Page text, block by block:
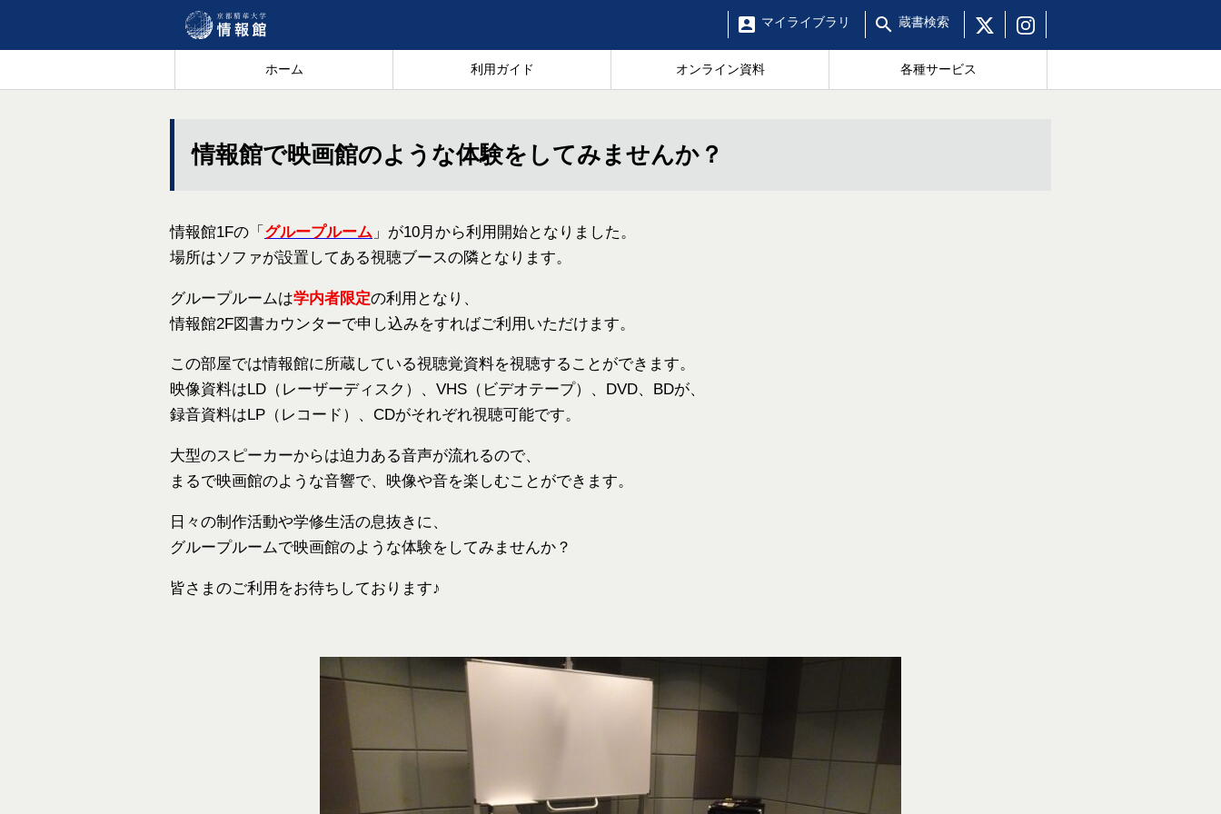
マイライブラリ 蔵書検索
ホーム 利用ガイド オンライン資料 各種サービス
情報館で映画館のような体験をしてみませんか？
情報館1Fの「 グループルーム 」が10月から利用開始となりました。
場所はソファが設置してある視聴ブースの隣となります。
グループルームは学内者限定の利用となり、
情報館2F図書カウンターで申し込みをすればご利用いただけます。
この部屋では情報館に所蔵している視聴覚資料を視聴することができます。
映像資料はLD（レーザーディスク）、VHS（ビデオテープ）、DVD、BDが、
録音資料はLP（レコード）、CDがそれぞれ視聴可能です。
大型のスピーカーからは迫力ある音声が流れるので、
まるで映画館のような音響で、映像や音を楽しむことができます。
日々の制作活動や学修生活の息抜きに、
グループルームで映画館のような体験をしてみませんか？
皆さまのご利用をお待ちしております♪